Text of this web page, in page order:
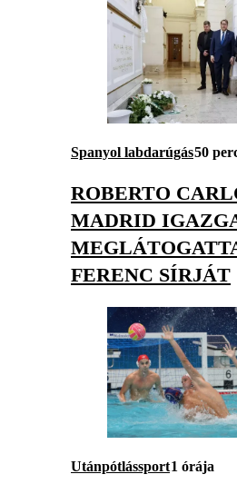
Spanyol labdarúgás50
ROBERTO
MADRID
FERENC SÍRJÁT
Utánpótlássport1 órája